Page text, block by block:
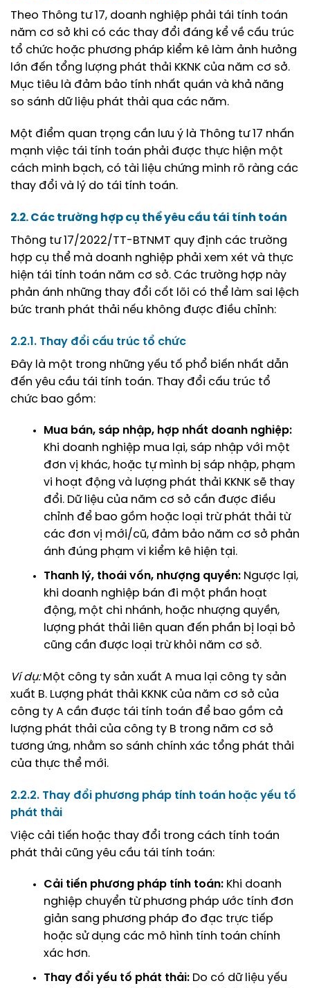
Theo Thông tư 17, doanh nghiệp phải tái tính toán
năm cơ sở khi có các thay đổi đáng kể về cấu trúc
tổ chức hoặc phương pháp kiểm kê làm ảnh hưởng
lớn đến tổng lượng phát thải KKNK của năm cơ sở.
Mục tiêu là đảm bảo tính nhất quán và khả năng
so sánh dữ liệu phát thải qua các năm.
Một điểm quan trọng cần lưu ý là Thông tư 17 nhấn
mạnh việc tái tính toán phải được thực hiện một
cách minh bạch, có tài liệu chứng minh rõ ràng các
thay đổi và lý do tái tính toán.
2.2. Các trường hợp cụ thể yêu cầu tái tính toán
Thông tư 17/2022/TT-BTNMT quy định các trường
hợp cụ thể mà doanh nghiệp phải xem xét và thực
hiện tái tính toán năm cơ sở. Các trường hợp này
phản ánh những thay đổi cốt lõi có thể làm sai lệch
bức tranh phát thải nếu không được điều chỉnh:
2.2.1. Thay đổi cấu trúc tổ chức
Đây là một trong những yếu tố phổ biến nhất dẫn
đến yêu cầu tái tính toán. Thay đổi cấu trúc tổ
chức bao gồm:
Mua bán, sáp nhập, hợp nhất doanh nghiệp:
Khi doanh nghiệp mua lại, sáp nhập với một
đơn vị khác, hoặc tự mình bị sáp nhập, phạm
vi hoạt động và lượng phát thải KKNK sẽ thay
đổi. Dữ liệu của năm cơ sở cần được điều
chỉnh để bao gồm hoặc loại trừ phát thải từ
các đơn vị mới/cũ, đảm bảo năm cơ sở phản
ánh đúng phạm vi kiểm kê hiện tại.
Thanh lý, thoái vốn, nhượng quyền: Ngược lại,
khi doanh nghiệp bán đi một phần hoạt
động, một chi nhánh, hoặc nhượng quyền,
lượng phát thải liên quan đến phần bị loại bỏ
cũng cần được loại trừ khỏi năm cơ sở.
Ví dụ:Một công ty sản xuất A mua lại công ty sản
xuất B. Lượng phát thải KKNK của năm cơ sở của
công ty A cần được tái tính toán để bao gồm cả
lượng phát thải của công ty B trong năm cơ sở
tương ứng, nhằm so sánh chính xác tổng phát thải
của thực thể mới.
2.2.2. Thay đổi phương pháp tính toán hoặc yếu tố
phát thải
Việc cải tiến hoặc thay đổi trong cách tính toán
phát thải cũng yêu cầu tái tính toán:
Cải tiến phương pháp tính toán: Khi doanh
nghiệp chuyển từ phương pháp ước tính đơn
giản sang phương pháp đo đạc trực tiếp
hoặc sử dụng các mô hình tính toán chính
xác hơn.
Thay đổi yếu tố phát thải: Do có dữ liệu yếu